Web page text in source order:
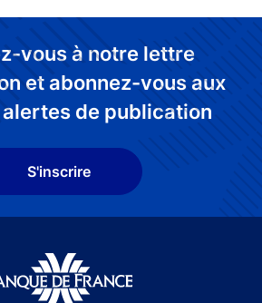
vous à notre lettre
et abonnez-vous aux
de publication
S'inscrire